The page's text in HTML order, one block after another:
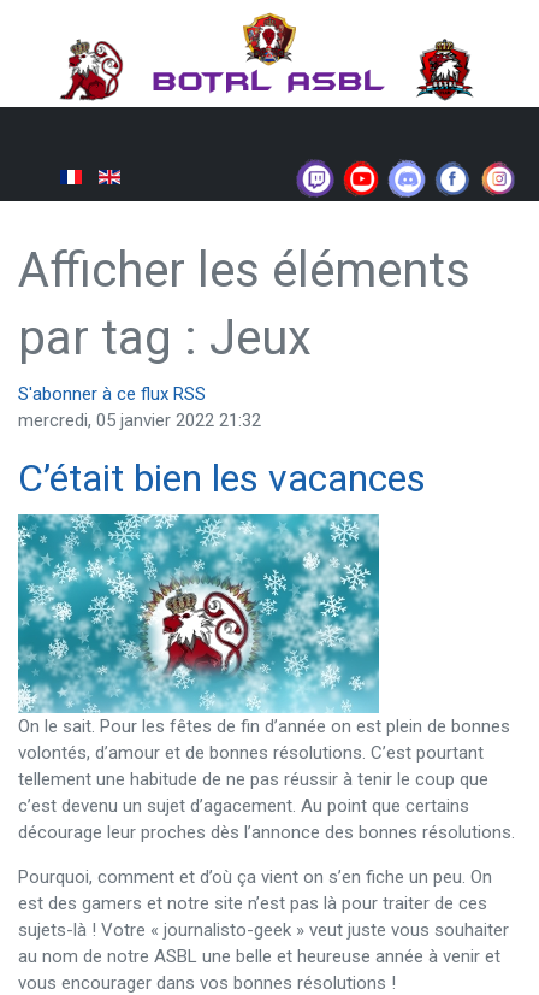
Afficher les éléments
par tag : Jeux
S'abonner à ce flux RSS
mercredi, 05 janvier 2022 21:32
C’était bien les vacances
On le sait. Pour les fêtes de fin d’année on est plein de bonnes
volontés, d’amour et de bonnes résolutions. C’est pourtant
tellement une habitude de ne pas réussir à tenir le coup que
c’est devenu un sujet d’agacement. Au point que certains
décourage leur proches dès l’annonce des bonnes résolutions.
Pourquoi, comment et d’où ça vient on s’en fiche un peu. On
est des gamers et notre site n’est pas là pour traiter de ces
sujets-là ! Votre « journalisto-geek » veut juste vous souhaiter
au nom de notre ASBL une belle et heureuse année à venir et
vous encourager dans vos bonnes résolutions !